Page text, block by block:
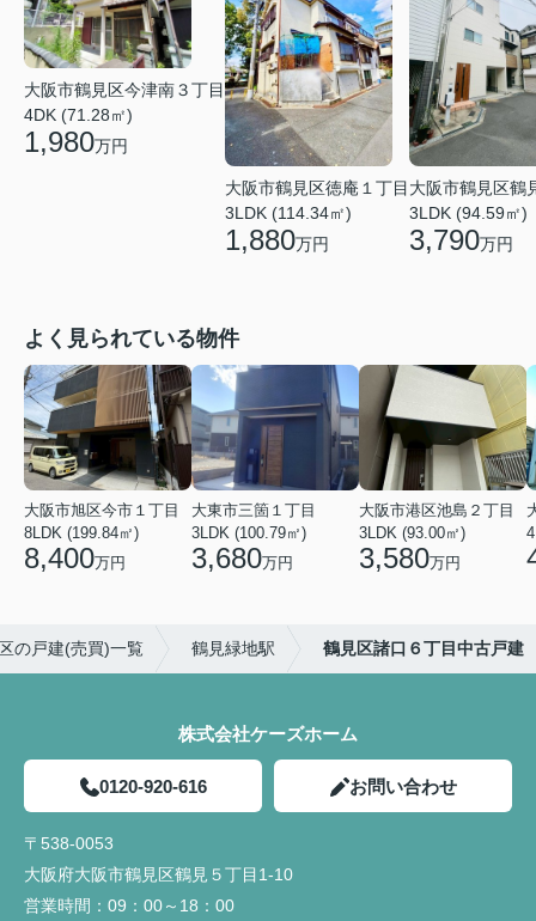
大阪市鶴見区今津南３丁目
4DK (71.28㎡)
1,980万円
大阪市鶴見区徳庵１丁目
3LDK (114.34㎡)
1,880万円
大阪市鶴見区鶴
3LDK (94.59㎡)
3,790万円
よく見られている物件
大阪市旭区今市１丁目
8LDK (199.84㎡)
8,400万円
大東市三箇１丁目
3LDK (100.79㎡)
3,680万円
大阪市港区池島２丁目
3LDK (93.00㎡)
3,580万円
の戸建(売買)一覧 鶴見緑地駅 鶴見区諸口６丁目中古戸建
株式会社ケーズホーム
0120-920-616 お問い合わせ
〒538-0053
大阪府大阪市鶴見区鶴見５丁目1-10
営業時間： 09：00～18：00